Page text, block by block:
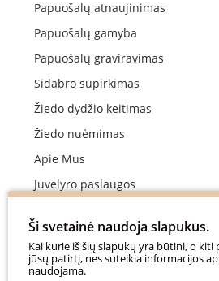
Papuošalų atnaujinimas
Papuošalų gamyba
Papuošalų graviravimas
Sidabro supirkimas
Žiedo dydžio keitimas
Žiedo nuėmimas
Apie Mus
Juvelyro paslaugos
Sužadėtuvių žiedų gamyba
Apmokėjimas
Ši svetainė naudoja slapukus.
Kai kurie iš šių slapukų yra būtini, o
jūsų patirtį, nes suteikia informacijos
naudojama.